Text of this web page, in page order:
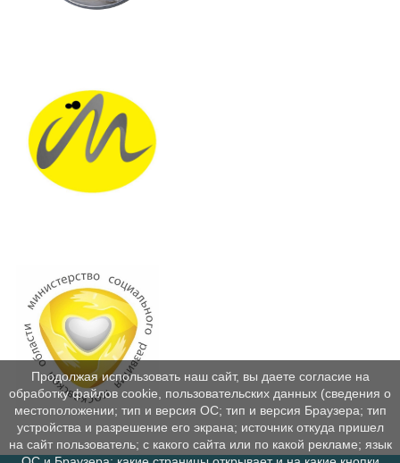
Продолжая использовать наш сайт, вы даете согласие на
обработку файлов cookie, пользовательских данных (сведения о
местоположении; тип и версия ОС; тип и версия Браузера; тип
устройства и разрешение его экрана; источник откуда пришел
на сайт пользователь; с какого сайта или по какой рекламе; язык